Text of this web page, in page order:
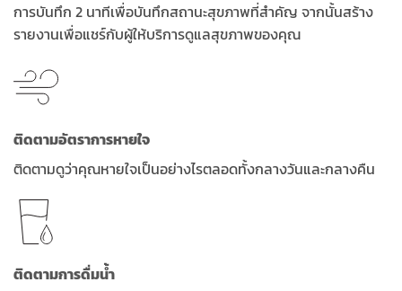
การบันทึก 2 นาทีเพื่อบันทึกสถานะสุขภาพที่สำคัญ จากนั้นสร้าง
รายงานเพื่อแชร์กับผู้ให้บริการดูแลสุขภาพของคุณ
ติดตามอัตราการหายใจ
ติดตามดูว่าคุณหายใจเป็นอย่างไรตลอดทั้งกลางวันและกลางคืน
ติดตามการดื่มน้ำ